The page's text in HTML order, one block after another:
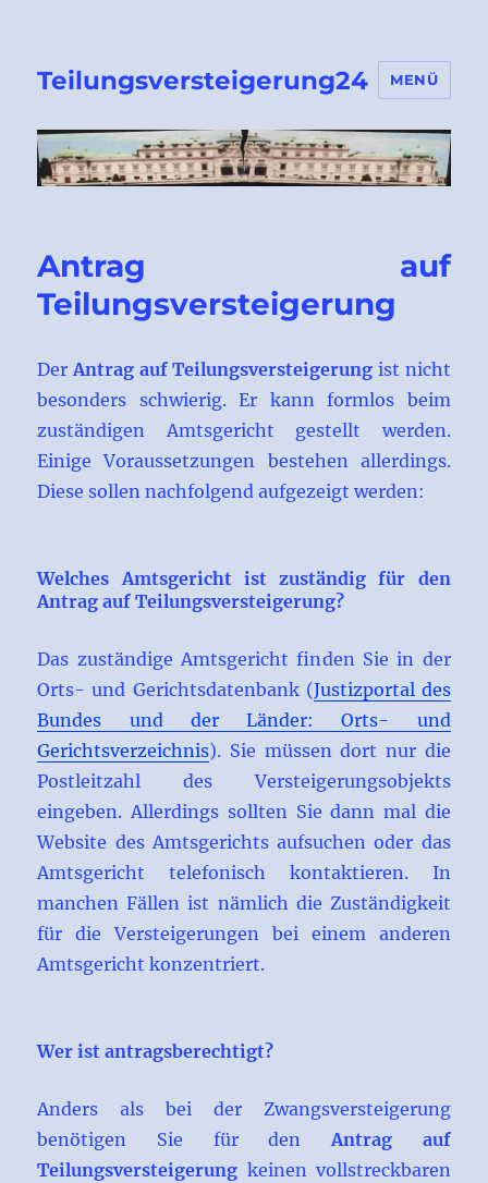
Teilungsversteigerung24 MENÜ
Antrag auf
Teilungsversteigerung
DerAntrag auf Teilungsversteigerung ist nicht
besonders schwierig. Er kann formlos beim
zuständigen Amtsgericht gestellt werden.
Einige Voraussetzungen bestehen allerdings.
Diese sollen nachfolgend aufgezeigt werden:
Welches Amtsgericht ist zuständig für den
Antrag auf Teilungsversteigerung?
Das zuständige Amtsgericht finden Sie in der
Orts- und Gerichtsdatenbank (Justizportal des
Bundes und der Länder: Orts- und
Gerichtsverzeichnis). Sie müssen dort nur die
Postleitzahl des Versteigerungsobjekts
eingeben. Allerdings sollten Sie dann mal die
Website des Amtsgerichts aufsuchen oder das
Amtsgericht telefonisch kontaktieren. In
manchen Fällen ist nämlich die Zuständigkeit
für die Versteigerungen bei einem anderen
Amtsgericht konzentriert.
Wer ist antragsberechtigt?
Anders als bei der Zwangsversteigerung
benötigen Sie für denAntrag auf
Teilungsversteigerung keinen vollstreckbaren